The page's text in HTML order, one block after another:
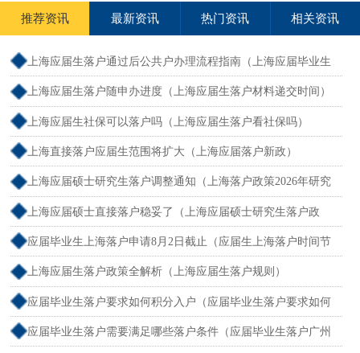
推荐资讯 最新资讯 热门资讯 相关资讯
上海应届生落户通过后公共户办理流程指南（上海应届毕业生
落户社区公共户）
上海应届生落户随申办进度（上海应届生落户材料递交时间）
上海应届生社保可以落户吗（上海应届生落户看社保吗）
上海直接落户应届生范围将扩大（上海应届落户新政）
上海应届硕士研究生落户调整通知（上海落户政策2026年研究
生）
上海应届硕士直接落户稳妥了（上海应届硕士研究生落户政
策）
应届毕业生上海落户申请8月2日截止（应届生上海落户时间节
点）
上海应届生落户政策全解析（上海应届生落户规则）
应届毕业生落户要求如何积分入户（应届毕业生落户要求如何
积分入户深圳户口）
应届毕业生落户需要满足哪些落户条件（应届毕业生落户广州